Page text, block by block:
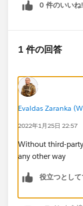
0 件のいいね!
1 件の回答
Evaldas Zaranka
2022年1月25日 22:57
Without third-
any other way
役立つとして